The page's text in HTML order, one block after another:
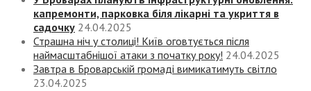
капремонти, парковка біля лікарні та укриття в
садочку 24.04.2025
Страшна ніч у столиці! Київ оговтується після
наймасштабнішої атаки з початку року! 24.04.2025
Завтра в Броварській громаді вимикатимуть світло
23.04.2025